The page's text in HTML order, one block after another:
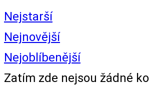
Nejstarší
Nejnovější
Nejoblíbenější
Zatím zde nejsou žádné